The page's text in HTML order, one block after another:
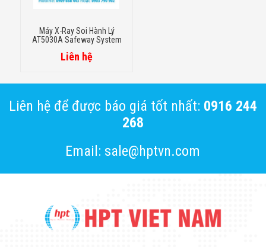
Máy X-Ray Soi Hành Lý
AT5030A Safeway System
Liên hệ
Liên hệ để được báo giá tốt nhất: 0916 244
268
Email: sale@hptvn.com